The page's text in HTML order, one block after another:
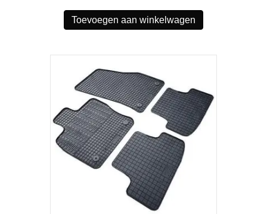
was:
€39,95.
is:
€34,95.
Toevoegen aan winkelwagen